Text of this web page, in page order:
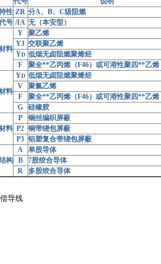
性 ZR 分A、B、C级阻燃
号 /IA 无（本安型）
料
Y
聚乙烯
YJ 交联聚乙烯
YD 低烟无卤阻燃聚烯烃
F
聚全**乙丙烯（F46）或可溶性聚四**乙烯
料
YD 低烟无卤阻燃聚烯烃
V
聚氯乙烯
F
聚全**乙丙烯（F46）或可溶性聚四**乙烯
G
硅橡胶
料
P
铜丝编织屏蔽
P2 铜带绕包屏蔽
P3 铝塑复合带绕包屏蔽
构
A
单股导体
B
7股绞合导体
R
多股绞合导体
导线